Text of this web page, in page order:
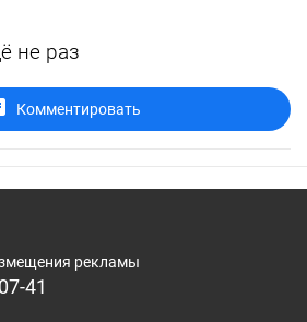
не раз
Комментировать
рекламы
41